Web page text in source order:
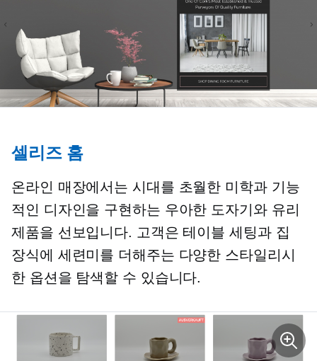
셀리즈 홈
온라인 매장에서는 시대를 초월한 미학과 기능
적인 디자인을 구현하는 우아한 도자기와 유리
제품을 선보입니다. 고객은 테이블 세팅과 집
장식에 세련미를 더해주는 다양한 스타일리시
한 옵션을 탐색할 수 있습니다.